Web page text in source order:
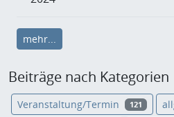
mehr...
Beiträge nach Kategorien
Veranstaltung/Termin 121